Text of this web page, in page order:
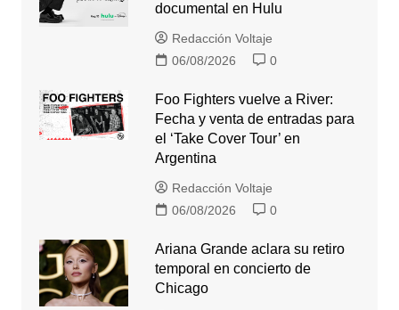
documental en Hulu
Redacción Voltaje
06/08/2026
0
Foo Fighters vuelve a River:
Fecha y venta de entradas para
el ‘Take Cover Tour’ en
Argentina
Redacción Voltaje
06/08/2026
0
Ariana Grande aclara su retiro
temporal en concierto de
Chicago